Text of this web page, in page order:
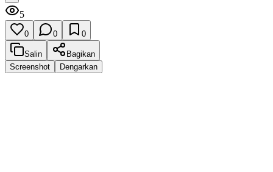
5
0 0 0
Salin
Bagikan
Screenshot
Dengarkan